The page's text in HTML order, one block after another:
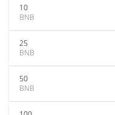
10
BNB
25
BNB
50
BNB